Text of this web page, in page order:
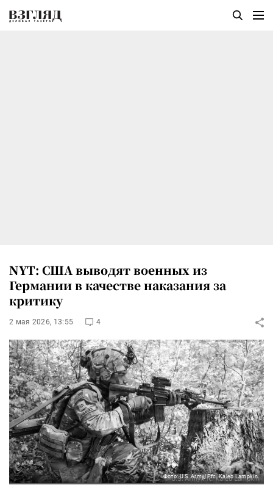
NYT: США выводят военных из
Германии в качестве наказания за
критику
2 мая 2026, 13:55 4
Фото: U.S. Army/Pfc. Kaleb Lampkin